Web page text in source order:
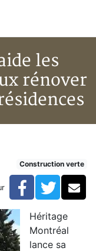
les
rénover
à mieux
les
Construction verte
Facebook
Héritage
Montréal
lance sa